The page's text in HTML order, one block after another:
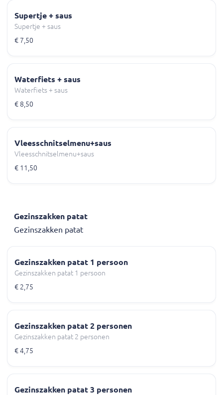
Supertje + saus
Supertje + saus
€ 7,50
Waterfiets + saus
Waterfiets + saus
€ 8,50
Vleesschnitselmenu+saus
Vleesschnitselmenu+saus
€ 11,50
Gezinszakken patat
Gezinszakken patat
Gezinszakken patat 1 persoon
Gezinszakken patat 1 persoon
€ 2,75
Gezinszakken patat 2 personen
Gezinszakken patat 2 personen
€ 4,75
Gezinszakken patat 3 personen